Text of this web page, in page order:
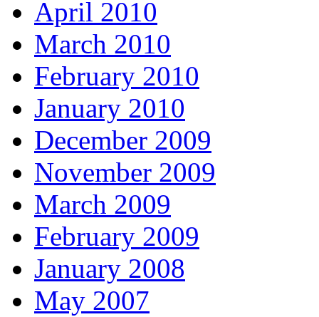
April 2010
March 2010
February 2010
January 2010
December 2009
November 2009
March 2009
February 2009
January 2008
May 2007